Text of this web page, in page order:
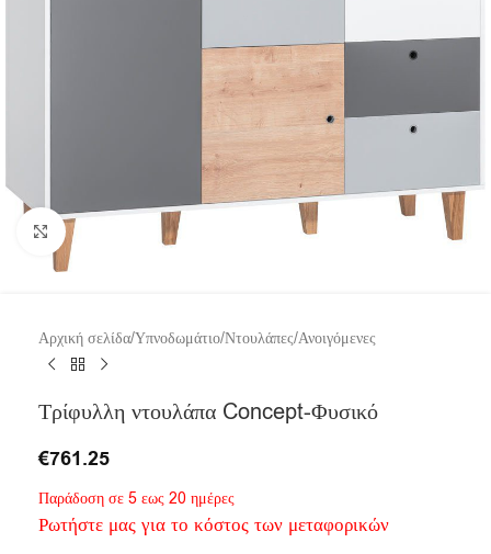
Click to enlarge
Αρχική σελίδα/Υπνοδωμάτιο/Ντουλάπες/Ανοιγόμενες
Τρίφυλλη ντουλάπα Concept-Φυσικό
€761.25
Παράδοση σε 5 εως 20 ημέρες
Ρωτήστε μας για το κόστος των μεταφορικών